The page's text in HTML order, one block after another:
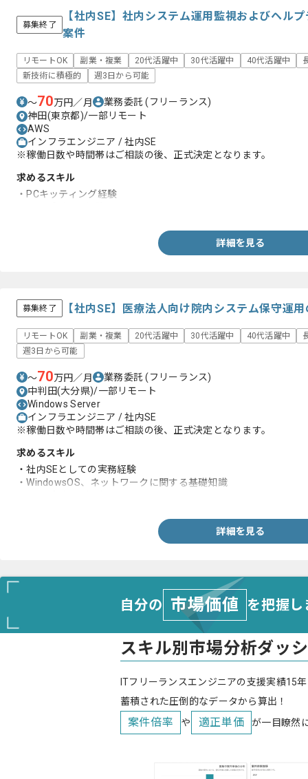
募集終了
【社内SE】社内システム運用監視およびヘル
案件
リモートOK 副業・複業 20代活躍中 30代活躍中 40代活躍中
新技術に積極的
週3日から可能
〜70万円／月 業務委託(フリーランス)
神田(東京都)/一部リモート
AWS
インフラエンジニア / 社内SE
※稼働日数や時間帯はご相談の後、正式決定となります。
求めるスキル
・PCキッティング経験
詳細を見る
募集終了 【社内SE】医療法人向け院内システム保守運
リモートOK 副業・複業 20代活躍中 30代活躍中 40代活躍中
週3日から可能
〜70万円／月 業務委託(フリーランス)
中判田(大分県)/一部リモート
Windows Server
インフラエンジニア / 社内SE
※稼働日数や時間帯はご相談の後、正式決定となります。
求めるスキル
・社内SEとしての実務経験
・WindowsOS、ネットワークに関する基礎知識
詳細を見る
自分の 市場価値 を把握
スキル別市場分析ダッ
ITフリーランスエンジニアの支援実績15
蓄積された圧倒的なデータから算出！
案件倍率 や 適正単価 が一目瞭然